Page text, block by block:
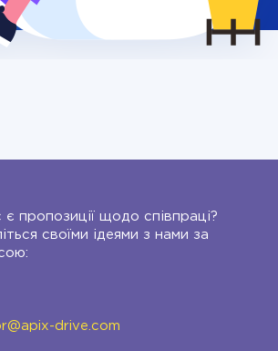
є пропозиції щодо співпраці?
своїми ідеями з нами за
drive.com